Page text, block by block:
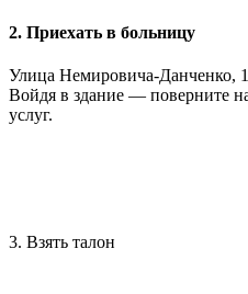
2. Приехать в больницу
Улица Немировича-Данченко,
Войдя в здание — поверните
услуг.
3. Взять талон